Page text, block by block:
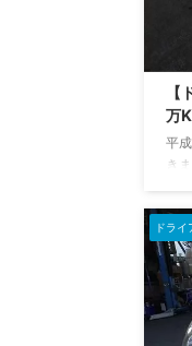
万
平
き
ブ
距
ド
試
で
ドライ